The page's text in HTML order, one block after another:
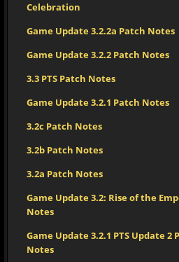
Celebration
Game Update 3.2.2a Patch Notes
Game Update 3.2.2 Patch Notes
3.3 PTS Patch Notes
Game Update 3.2.1 Patch Notes
3.2c Patch Notes
3.2b Patch Notes
3.2a Patch Notes
Game Update 3.2: Rise of the
Notes
Game Update 3.2.1 PTS Update 2
Notes